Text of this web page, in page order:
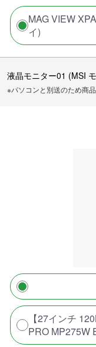
MAG VIEW
イ)
液晶モニター01 (MSI
※パソコンと別送のため商
【27インチ
PRO MP275W